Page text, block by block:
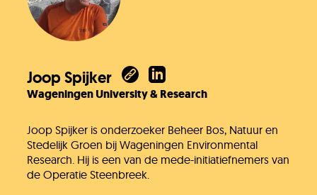
Joop Spijker
Wageningen University & Research
Joop Spijker is onderzoeker Beheer Bos, Natuur en
Stedelijk Groen bij Wageningen Environmental
Research. Hij is een van de mede-initiatiefnemers van
de Operatie Steenbreek.